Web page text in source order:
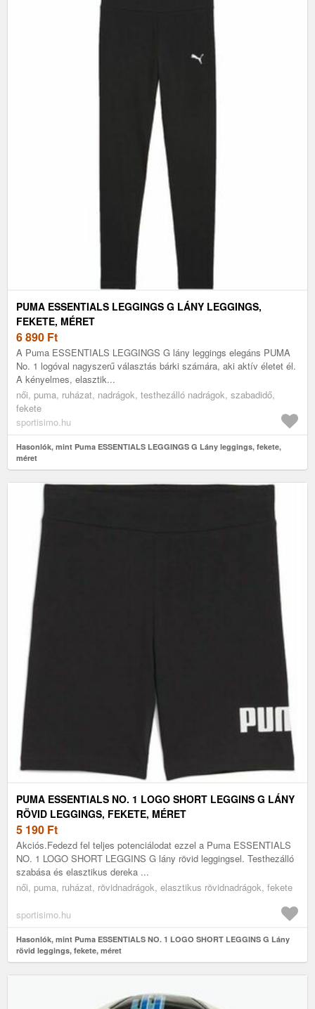
PUMA ESSENTIALS LEGGINGS G LÁNY LEGGINGS,
FEKETE, MÉRET
6 890 Ft
A Puma ESSENTIALS LEGGINGS G lány leggings elegáns PUMA
No. 1 logóval nagyszerű választás bárki számára, aki aktív életet él.
A kényelmes, elasztik...
női, puma, ruházat, nadrágok, testhezálló nadrágok, szabadidő,
fekete
sportisimo.hu
Hasonlók, mint Puma ESSENTIALS LEGGINGS G Lány leggings, fekete,
méret
PUMA ESSENTIALS NO. 1 LOGO SHORT LEGGINS G LÁNY
RÖVID LEGGINGS, FEKETE, MÉRET
5 190 Ft
Akciós.Fedezd fel teljes potenciálodat ezzel a Puma ESSENTIALS
NO. 1 LOGO SHORT LEGGINS G lány rövid leggingsel. Testhezálló
szabása és elasztikus dereka ...
női, puma, ruházat, rövidnadrágok, elasztikus rövidnadrágok, fekete
sportisimo.hu
Hasonlók, mint Puma ESSENTIALS NO. 1 LOGO SHORT LEGGINS G Lány
rövid leggings, fekete, méret